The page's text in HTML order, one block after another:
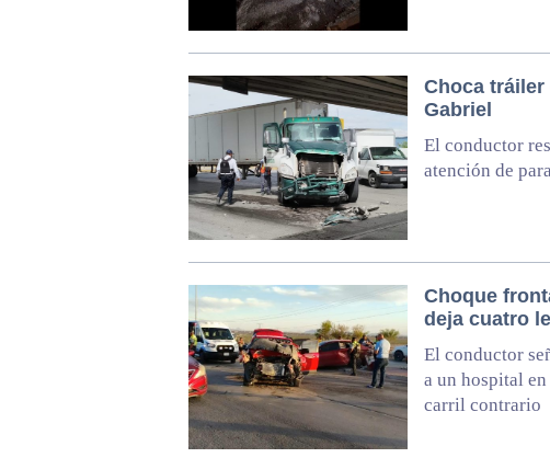
Choca
Gabriel
El conductor
atención de
Choque
deja cuatro
El conductor
a un hospital
carril contrario